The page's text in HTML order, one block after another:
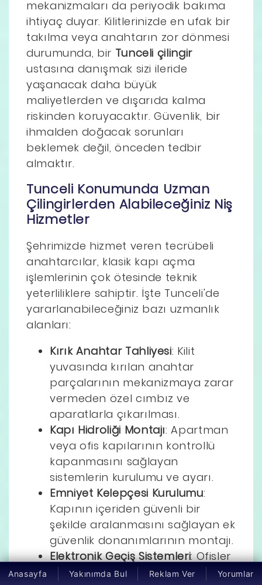
mekanizmaları da periyodik bakıma
ihtiyaç duyar. Kilitlerinizde en ufak bir
takılma veya anahtarın zor dönmesi
durumunda, bir Tunceli çilingir
ustasına danışmak sizi ileride
yaşanacak daha büyük
maliyetlerden ve dışarıda kalma
riskinden koruyacaktır. Güvenlik, bir
ihmalden doğacak sorunları
beklemek değil, önceden tedbir
almaktır.
Tunceli Konumunda Uzman
Çilingirlerden Alabileceğiniz Niş
Hizmetler
Şehrimizde hizmet veren tecrübeli
anahtarcılar, klasik kapı açma
işlemlerinin çok ötesinde teknik
yeterliliklere sahiptir. İşte Tunceli'de
yararlanabileceğiniz bazı uzmanlık
alanları:
Kırık Anahtar Tahliyesi: Kilit
yuvasında kırılan anahtar
parçalarının mekanizmaya zarar
vermeden özel cımbız ve
aparatlarla çıkarılması.
Kapı Hidroliği Montajı: Apartman
veya ofis kapılarının kontrollü
kapanmasını sağlayan
sistemlerin kurulumu ve ayarı.
Emniyet Kelepçesi Kurulumu:
Kapının içeriden güvenli bir
şekilde aralanmasını sağlayan ek
güvenlik donanımlarının montajı.
Elektronik Geçiş Sistemleri: Ofisler
için kartlı, şifreli veya manyetik
Anasayfa Yakınımda Bul Reklam Ver Yorumlar